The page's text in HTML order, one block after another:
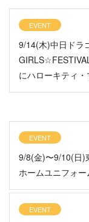
EVENT
9/14(木)中日ドラ
にハローキティ
EVENT
9/8(金)〜9/10(日)
ホームユニフォー
EVENT